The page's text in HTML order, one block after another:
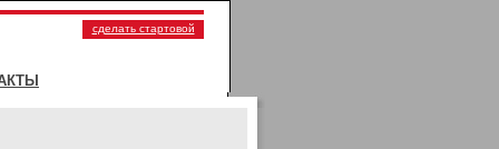
сделать стартовой